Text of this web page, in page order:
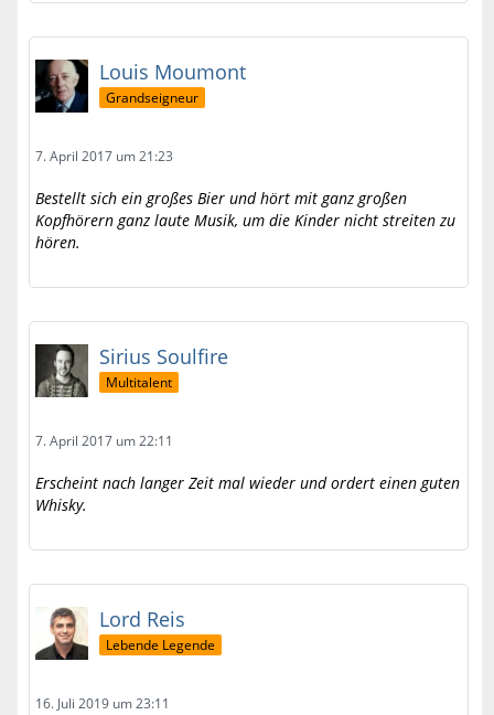
Louis Moumont
Grandseigneur
7. April 2017 um 21:23
Bestellt sich ein großes Bier und hört mit ganz großen
Kopfhörern ganz laute Musik, um die Kinder nicht streiten zu
hören.
Sirius Soulfire
Multitalent
7. April 2017 um 22:11
Erscheint nach langer Zeit mal wieder und ordert einen guten
Whisky.
Lord Reis
Lebende Legende
16. Juli 2019 um 23:11